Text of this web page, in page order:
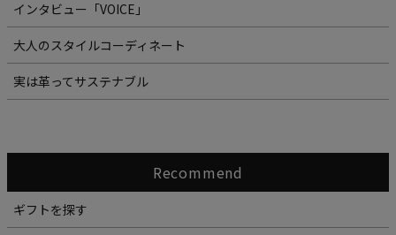
インタビュー「VOICE」
大人のスタイルコーディネート
実は革ってサステナブル
Recommend
ギフトを探す